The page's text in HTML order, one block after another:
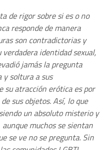
de rigor sobre si es o no
responde de manera
son contradictorias y
identidad sexual,
jamás la pregunta
y soltura a sus
su atracción erótica es por
sus objetos. Así, lo que
un absoluto misterio y
muchos se sientan
se ve no se pregunta. Sin